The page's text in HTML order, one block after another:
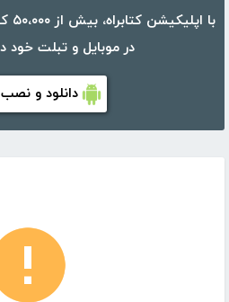
در موبایل و تبلت خود
دانلود و نصب